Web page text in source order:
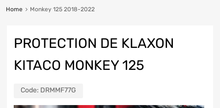
Home Monkey 125 2018-2022
PROTECTION DE KLAXON
KITACO MONKEY 125
Code: DRMMF77G